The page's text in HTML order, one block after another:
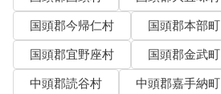
国頭郡今帰仁村
国頭郡本部町
国頭郡宜野座村
国頭郡金武町
中頭郡読谷村
中頭郡嘉手納町